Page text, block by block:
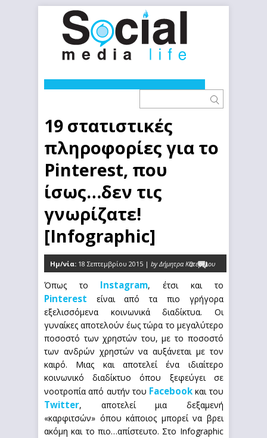
19 στατιστικές
πληροφορίες για το
Pinterest, που
ίσως…δεν τις
γνωρίζατε!
[Infographic]
Ημ/νία: 18 Σεπτεμβρίου 2015 | by Δήμητρα Κατερέλου
0
Όπως το Instagram, έτσι και το
Pinterest είναι από τα πιο γρήγορα
εξελισσόμενα κοινωνικά διαδίκτυα. Οι
γυναίκες αποτελούν έως τώρα το μεγαλύτερο
ποσοστό των χρηστών του, με το ποσοστό
των ανδρών χρηστών να αυξάνεται με τον
καιρό. Μιας και αποτελεί ένα ιδιαίτερο
κοινωνικό διαδίκτυο όπου ξεφεύγει σε
νοοτροπία από αυτήν του Facebook και του
Twitter, αποτελεί μια δεξαμενή
«καρφιτσών» όπου κάποιος μπορεί να βρει
ακόμη και το πιο…απίστευτο. Στο Infographic